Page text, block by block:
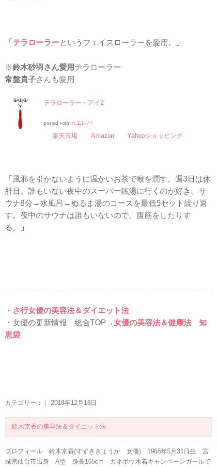
「 テラローラー というフェイスローラーを愛用。 」
※鈴木砂羽さん愛用 テラローラー
常盤貴子さんも愛用
テラローラー・アイ2
posted with カエレバ
楽天市場 Amazon Yahooショッピング
「 風邪を引かないように温かいお茶で喉を潤す。週3日は休
肝日。誰もいない夜中のスーパー銭湯に行くのが好き。サ
ウナ8分→水風呂→ぬるま湯のコースを最低5セット繰り返
す。夜中のサウナは誰もいないので、腹筋をしたりす
る。
」
・ さ行女優の美容法＆ダイエット法
・女優の更新情報 総合TOP→女優の美容法＆健康法 知
恵袋
カテゴリー：｜ 2018年12月18日
鈴木京香の美容法＆ダイエット法
プロフィール 鈴木京香(すずききょうか 女優) 1968年5月31日生 宮
城県仙台市出身 A型 身長165cm カネボウ水着キャンペーンガールで